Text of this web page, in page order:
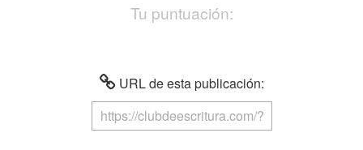
Tu puntuación:
URL de esta publicación: